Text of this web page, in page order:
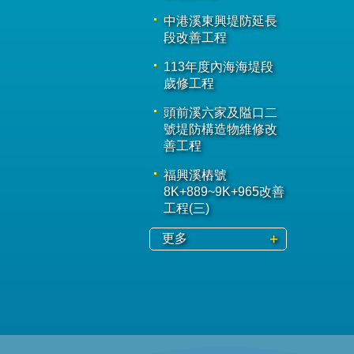
中港溪東興堤防延長
段改善工程
113年度內海海堤段
歲修工程
頭前溪六家及隘口二
號堤防構造物維修改
善工程
福興溪樁號
8K+889~9K+965改善
工程(三)
更多